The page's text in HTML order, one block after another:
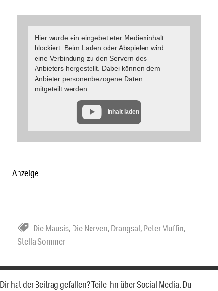
Hier wurde ein eingebetteter Medieninhalt
blockiert. Beim Laden oder Abspielen wird
eine Verbindung zu den Servern des
Anbieters hergestellt. Dabei können dem
Anbieter personenbezogene Daten
mitgeteilt werden.
Inhalt laden
Anzeige
Die Mausis, Die Nerven, Drangsal, Peter Muffin,
Stella Sommer
Dir hat der Beitrag gefallen? Teile ihn über Social Media. Du